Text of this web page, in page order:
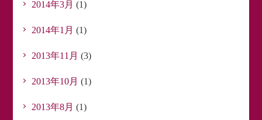
2014年3月 (1)
2014年1月 (1)
2013年11月 (3)
2013年10月 (1)
2013年8月 (1)